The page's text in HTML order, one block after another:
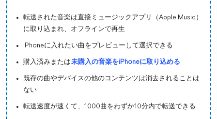
転送された音楽は直接ミュージックアプリ（Apple Music）
に取り込まれ、オフラインで再生
iPhoneに入れたい曲をプレビューして選択できる
購入済みまたは未購入の音楽をiPhoneに取り込める
既存の曲やデバイスの他のコンテンツは消去されることは
ない
転送速度が速くて、1000曲をわずか10分内で転送できる